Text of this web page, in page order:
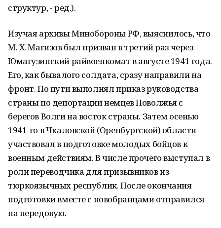
структур, - ред.).
Изучая архивы Минобороны РФ, выяснилось, что
М. Х. Магизов был призван в третий раз через
Юмагузинский райвоенкомат в августе 1941 года.
Его, как бывалого солдата, сразу направили на
фронт. По пути выполнял приказ руководства
страны по депортации немцев Поволжья с
берегов Волги на восток страны. Затем осенью
1941-го в Чкаловской (Оренбургской) области
участвовал в подготовке молодых бойцов к
военным действиям. В числе прочего выступал в
роли переводчика для призывников из
тюркоязычных республик. После окончания
подготовки вместе с новобранцами отправился
на передовую.